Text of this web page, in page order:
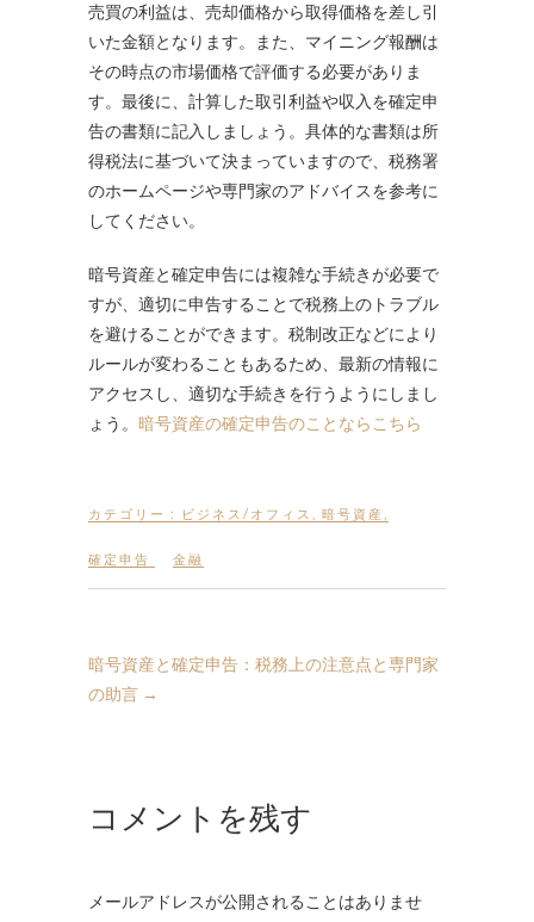
売買の利益は、売却価格から取得価格を差し引
いた金額となります。また、マイニング報酬は
その時点の市場価格で評価する必要がありま
す。最後に、計算した取引利益や収入を確定申
告の書類に記入しましょう。具体的な書類は所
得税法に基づいて決まっていますので、税務署
のホームページや専門家のアドバイスを参考に
してください。
暗号資産と確定申告には複雑な手続きが必要で
すが、適切に申告することで税務上のトラブル
を避けることができます。税制改正などにより
ルールが変わることもあるため、最新の情報に
アクセスし、適切な手続きを行うようにしまし
ょう。 暗号資産の確定申告のことならこちら
カテゴリー : ビジネス/オフィス 暗号資産
確定申告 金融
暗号資産と確定申告：税務上の注意点と専門家
の助言 →
コメントを残す
メールアドレスが公開されることはありませ